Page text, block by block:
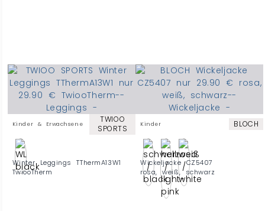
Kinder & Erwachsene
TWIOO
SPORTS
Winter Leggings TThermA13W1
TwiooTherm
Kinder BLOCH
Wickeljacke CZ5407
rosa, weiß, schwarz